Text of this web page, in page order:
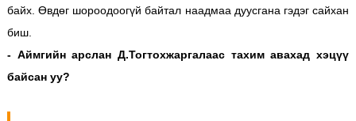
байх. Өвдөг шороодоогүй байтал наадмаа дуусгана гэдэг сайхан
биш.
- Аймгийн арслан Д.Тогтохжаргалаас тахим авахад хэцүү
байсан уу?